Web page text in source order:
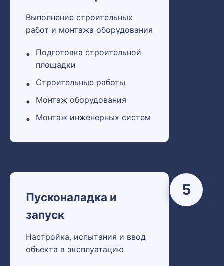
Выполнение строительных
работ и монтажа оборудования
Подготовка строительной
площадки
Строительные работы
Монтаж оборудования
Монтаж инженерных систем
Пусконаладка и
запуск
Настройка, испытания и ввод
объекта в эксплуатацию
5